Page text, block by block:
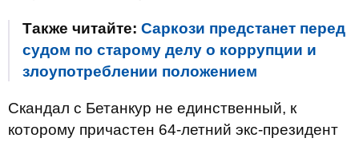
Также читайте: Саркози предстанет перед
судом по старому делу о коррупции и
злоупотреблении положением
Скандал с Бетанкур не единственный, к
которому причастен 64-летний экс-президент